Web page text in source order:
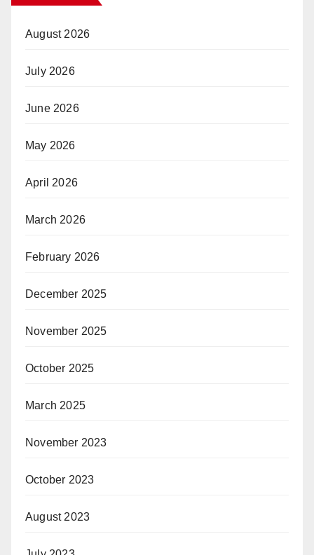
August 2026
July 2026
June 2026
May 2026
April 2026
March 2026
February 2026
December 2025
November 2025
October 2025
March 2025
November 2023
October 2023
August 2023